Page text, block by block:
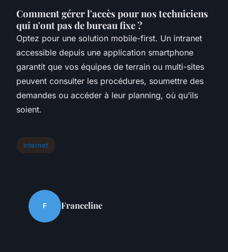
Comment gérer l'accès pour nos techniciens
qui n'ont pas de bureau fixe ?
Optez pour une solution mobile-first. Un intranet
accessible depuis une application smartphone
garantit que vos équipes de terrain ou multi-sites
peuvent consulter les procédures, soumettre des
demandes ou accéder à leur planning, où qu’ils
soient.
internet
F Franceline